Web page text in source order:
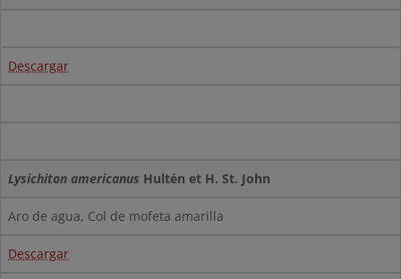
Descargar
Lysichiton americanus Hultén et H. St. John
Aro de agua, Col de mofeta amarilla
Descargar